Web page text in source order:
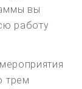
вы
работу
трем